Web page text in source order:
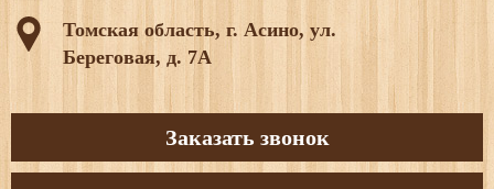
Томская область, г. Асино, ул.
Береговая, д. 7А
Заказать звонок